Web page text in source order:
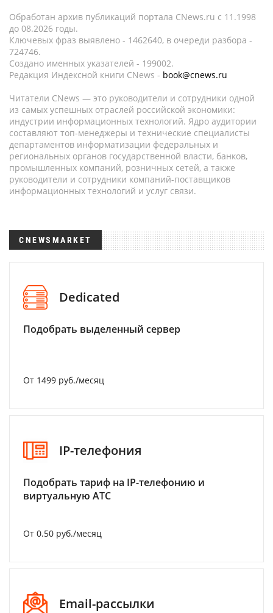
Обработан архив публикаций портала CNews.ru c 11.1998
до 08.2026 годы.
Ключевых фраз выявлено - 1462640, в очереди разбора -
724746.
Создано именных указателей - 199002.
Редакция Индексной книги CNews - book@cnews.ru
Читатели CNews — это руководители и сотрудники одной
из самых успешных отраслей российской экономики:
индустрии информационных технологий. Ядро аудитории
составляют топ-менеджеры и технические специалисты
департаментов информатизации федеральных и
региональных органов государственной власти, банков,
промышленных компаний, розничных сетей, а также
руководители и сотрудники компаний-поставщиков
информационных технологий и услуг связи.
CNEWSMARKET
Dedicated
Подобрать выделенный сервер
От 1499 руб./месяц
IP-телефония
Подобрать тариф на IP-телефонию и
виртуальную АТС
От 0.50 руб./месяц
Email-рассылки